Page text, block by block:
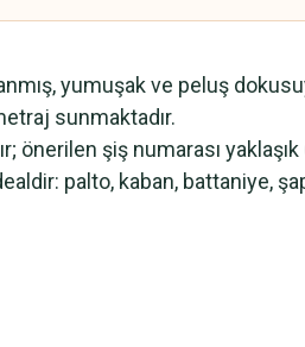
yumuşak ve peluş
sunmaktadır.
önerilen şiş numarası yaklaşık
palto, kaban, battaniye,